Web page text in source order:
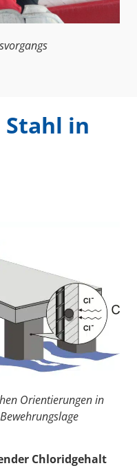
in
Orientierungen in
Chloridgehalt